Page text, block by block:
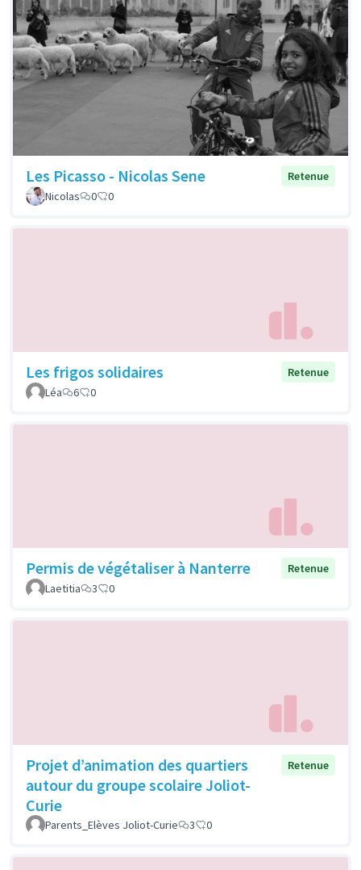
Les Picasso - Nicolas Sene
Retenue
Nicolas
0 0
Les frigos solidaires
Retenue
Léa
6 0
Permis de végétaliser à Nanterre
Retenue
Laetitia
3 0
Projet d’animation des quartiers
autour du groupe scolaire Joliot-
Curie
Retenue
Parents_Elèves Joliot-Curie 3 0